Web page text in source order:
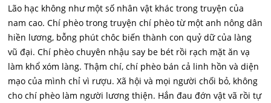
Lão hạc không như một số nhân vật khác trong truyện của
nam cao. Chí phèo trong truyện chí phèo từ một anh nông dân
hiền lương, bỗng phút chôc biến thành con quỷ dữ của làng
vũ đại. Chí phèo chuyên nhậu say be bét rồi rạch mặt ăn vạ
làm khổ xóm làng. Thậm chí, chí phèo bán cả linh hồn và diện
mạo của mình chỉ vì rượu. Xã hội và mọi người chối bỏ, không
cho chí phèo làm người lương thiện. Hắn đau đớn vật vã rồi tự